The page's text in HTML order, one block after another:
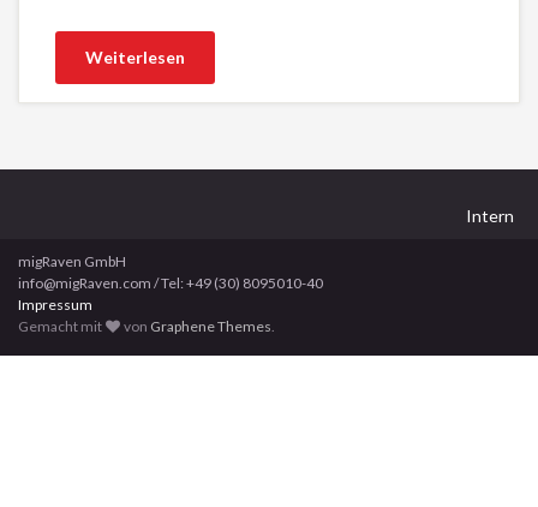
Weiterlesen
Intern
migRaven GmbH
info@migRaven.com / Tel: +49 (30) 8095010-40
Impressum
Gemacht mit
von Graphene Themes